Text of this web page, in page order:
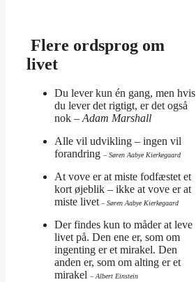
Flere ordsprog om
livet
Du lever kun én gang, men hvis
du lever det rigtigt, er det også
nok – Adam Marshall
Alle vil udvikling – ingen vil
forandring – Søren Aabye Kierkegaard
At vove er at miste fodfæstet et
kort øjeblik – ikke at vove er at
miste livet– Søren Aabye Kierkegaard
Der findes kun to måder at leve
livet på. Den ene er, som om
ingenting er et mirakel. Den
anden er, som om alting er et
mirakel – Albert Einstein